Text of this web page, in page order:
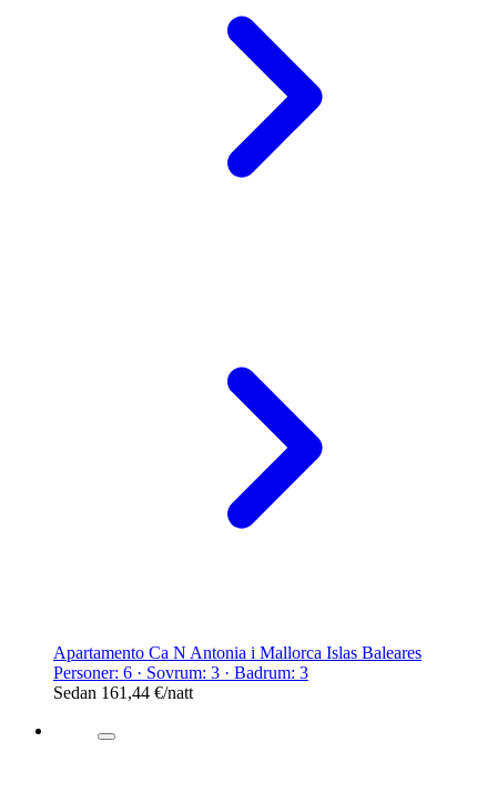
Apartamento Ca N Antonia i Mallorca Islas Baleares
Personer: 6 · Sovrum: 3 · Badrum: 3
Sedan 161,44 €/natt